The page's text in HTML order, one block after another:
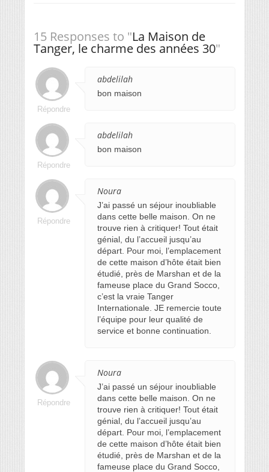
15 Responses to "La Maison de
Tanger, le charme des années 30"
abdelilah
bon maison
Répondre
abdelilah
bon maison
Répondre
Noura
J’ai passé un séjour inoubliable
dans cette belle maison. On ne
trouve rien à critiquer! Tout était
génial, du l’accueil jusqu’au
départ. Pour moi, l’emplacement
de cette maison d’hôte était bien
étudié, près de Marshan et de la
fameuse place du Grand Socco,
c’est la vraie Tanger
Internationale. JE remercie toute
l’équipe pour leur qualité de
service et bonne continuation.
Répondre
Noura
J’ai passé un séjour inoubliable
dans cette belle maison. On ne
trouve rien à critiquer! Tout était
génial, du l’accueil jusqu’au
départ. Pour moi, l’emplacement
de cette maison d’hôte était bien
étudié, près de Marshan et de la
fameuse place du Grand Socco,
Répondre